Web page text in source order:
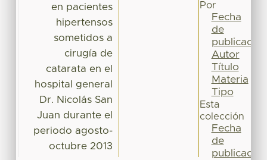
en pacientes
hipertensos
sometidos a
cirugía de
catarata en el
hospital general
Dr. Nicolás San
Juan durante el
periodo agosto-
octubre 2013
Por
Fecha
de
publicación
Autor
Título
Materia
Tipo
Esta
colección
Fecha
de
publicación